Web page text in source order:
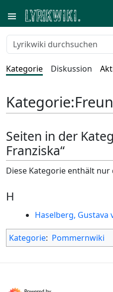
Kategorie Diskussion
Kategorie:
Seiten in der
Franziska“
Diese Kategorie enthält nur
H
Haselberg, Gustava
Kategorie: Pommernwiki